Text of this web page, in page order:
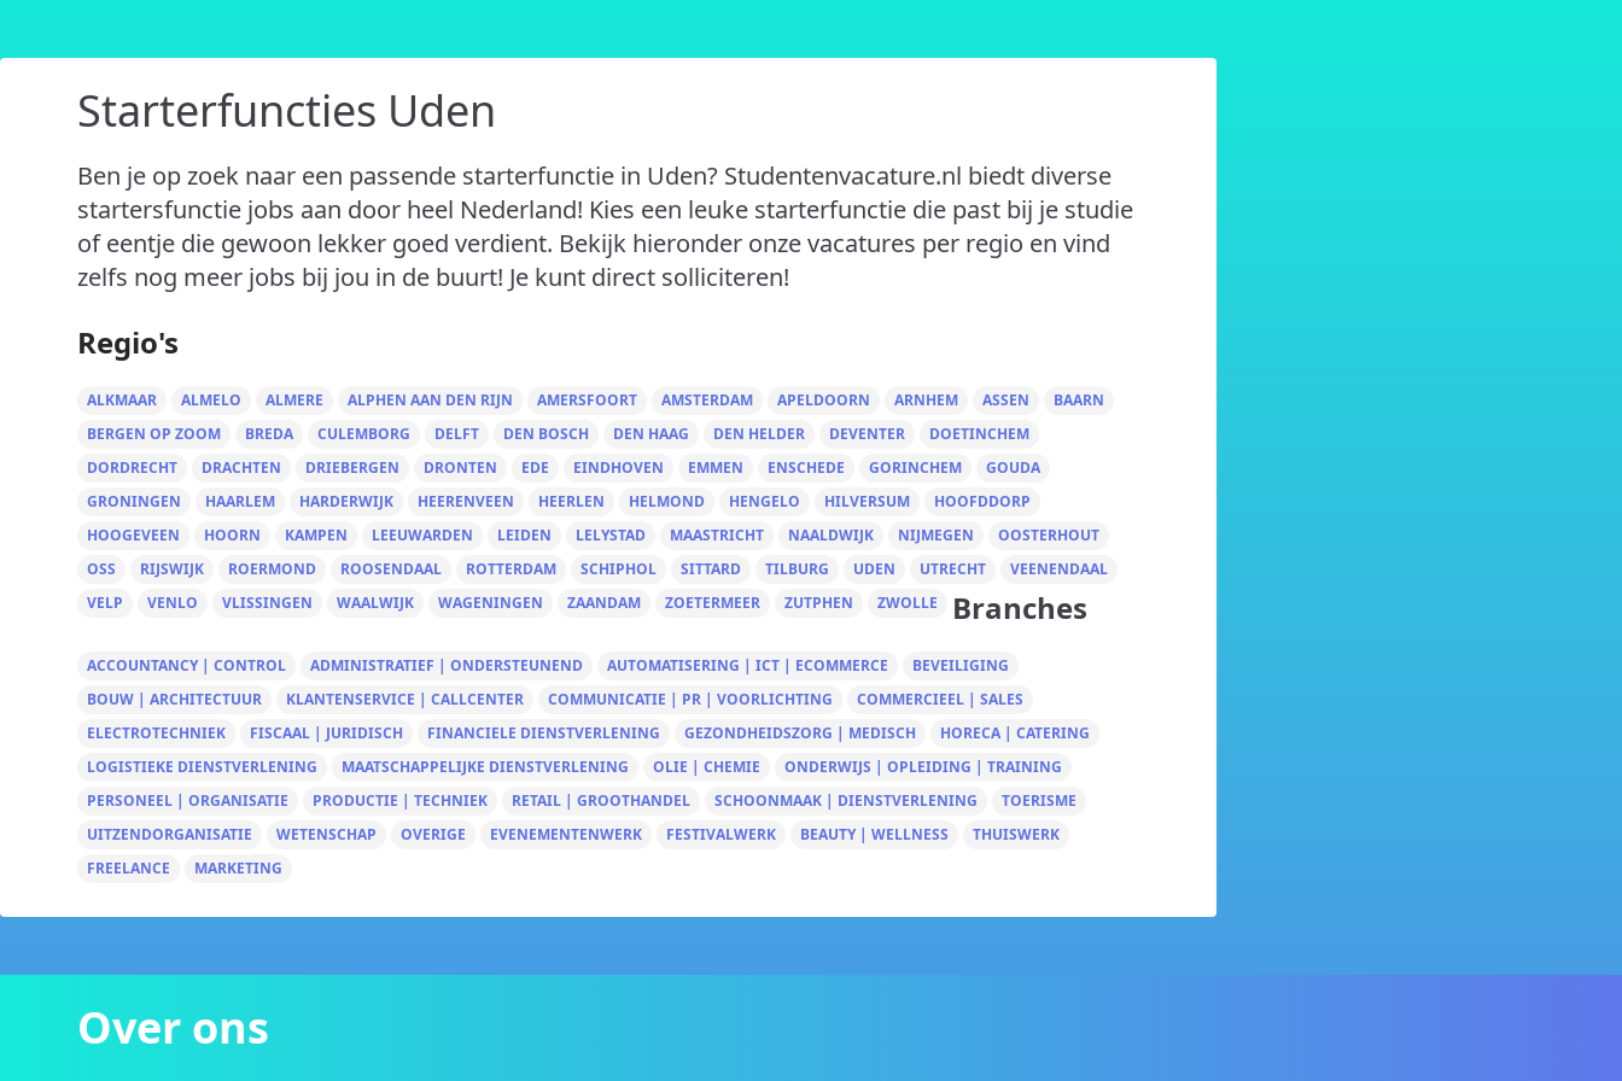
Starterfuncties Uden
Ben je op zoek naar een passende starterfunctie in Uden? Studentenvacature.nl biedt diverse
startersfunctie jobs aan door heel Nederland! Kies een leuke starterfunctie die past bij je studie
of eentje die gewoon lekker goed verdient. Bekijk hieronder onze vacatures per regio en vind
zelfs nog meer jobs bij jou in de buurt! Je kunt direct solliciteren!
Regio's
ALKMAAR ALMELO ALMERE ALPHEN AAN DEN RIJN AMERSFOORT AMSTERDAM APELDOORN ARNHEM ASSEN
BAARN
BERGEN OP ZOOM
BREDA CULEMBORG DELFT DEN BOSCH DEN HAAG DEN HELDER DEVENTER
DOETINCHEM
DORDRECHT
DRACHTEN DRIEBERGEN DRONTEN EDE EINDHOVEN EMMEN ENSCHEDE GORINCHEM
GOUDA
GRONINGEN
HAARLEM HARDERWIJK HEERENVEEN HEERLEN HELMOND HENGELO HILVERSUM
HOOFDDORP
HOOGEVEEN
HOORN KAMPEN LEEUWARDEN LEIDEN LELYSTAD MAASTRICHT NAALDWIJK NIJMEGEN
OOSTERHOUT
OSS
RIJSWIJK ROERMOND ROOSENDAAL ROTTERDAM SCHIPHOL SITTARD TILBURG UDEN UTRECHT
VEENENDAAL
VELP
VENLO VLISSINGEN WAALWIJK WAGENINGEN ZAANDAM ZOETERMEER ZUTPHEN ZWOLLE Branches
ACCOUNTANCY | CONTROL ADMINISTRATIEF | ONDERSTEUNEND AUTOMATISERING | ICT | ECOMMERCE
BEVEILIGING
BOUW | ARCHITECTUUR
KLANTENSERVICE | CALLCENTER COMMUNICATIE | PR | VOORLICHTING
COMMERCIEEL | SALES
ELECTROTECHNIEK
FISCAAL | JURIDISCH FINANCIELE DIENSTVERLENING GEZONDHEIDSZORG | MEDISCH
HORECA | CATERING
LOGISTIEKE DIENSTVERLENING
MAATSCHAPPELIJKE DIENSTVERLENING OLIE | CHEMIE
ONDERWIJS | OPLEIDING | TRAINING
PERSONEEL | ORGANISATIE
PRODUCTIE | TECHNIEK RETAIL | GROOTHANDEL SCHOONMAAK | DIENSTVERLENING
TOERISME
UITZENDORGANISATIE
WETENSCHAP OVERIGE EVENEMENTENWERK FESTIVALWERK BEAUTY | WELLNESS
THUISWERK
FREELANCE
MARKETING
Over ons